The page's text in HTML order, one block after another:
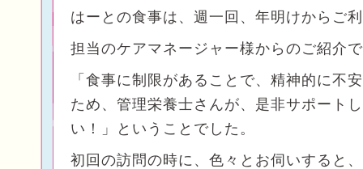
はーとの食事は、週一回、年明けからご
担当のケアマネージャー様からのご紹介
「食事に制限があることで、精神的に不
ため、管理栄養士さんが、是非サポート
い！」ということでした。
初回の訪問の時に、色々とお伺いすると